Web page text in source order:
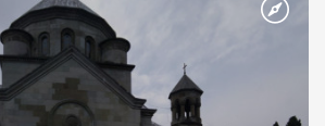
Русі. На честь Херсонесу Таврійського